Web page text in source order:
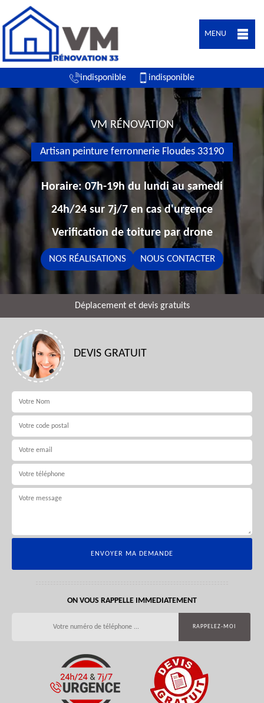
MENU
indisponible indisponible
VM RÉNOVATION
Artisan peinture ferronnerie Floudes 33190
Horaire: 07h-19h du lundi au samedi
24h/24 sur 7j/7 en cas d'urgence
Verification de toiture par drone
NOS RÉALISATIONS NOUS CONTACTER
Déplacement et devis gratuits
DEVIS GRATUIT
ON VOUS RAPPELLE IMMEDIATEMENT